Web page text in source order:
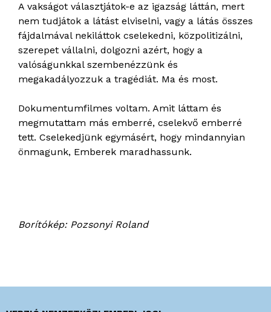
A vakságot választjátok-e az igazság láttán, mert
nem tudjátok a látást elviselni, vagy a látás összes
fájdalmával nekiláttok cselekedni, közpolitizálni,
szerepet vállalni, dolgozni azért, hogy a
valóságunkkal szembenézzünk és
megakadályozzuk a tragédiát. Ma és most.
Dokumentumfilmes voltam. Amit láttam és
megmutattam más emberré, cselekvő emberré
tett. Cselekedjünk egymásért, hogy mindannyian
önmagunk, Emberek maradhassunk.
Borítókép: Pozsonyi Roland